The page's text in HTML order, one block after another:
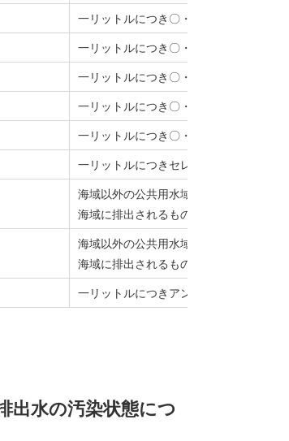
一リットルにつき〇・〇二ミリグラム
一リットルにつき〇・〇六ミリグラム
一リットルにつき〇・〇三ミリグラム
一リットルにつき〇・二ミリグラム
一リットルにつき〇・一ミリグラム
一リットルにつきセレン〇・一ミリグラム
海域以外の公共用水域に排出されるもの
海域に排出されるもの一リットルにつき
海域以外の公共用水域に排出されるもの
海域に排出されるもの一リットルにつき
一リットルにつきアンモニア性窒素に
出水の汚染状態につ